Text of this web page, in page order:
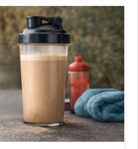
av aminosyror passar
en tydlig genomgång
aminosyror som EAA
när ett proteinpulver är